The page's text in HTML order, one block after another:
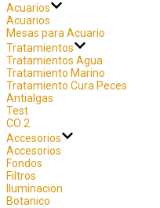
Acuarios
Acuarios
Mesas para Acuario
Tratamientos
Tratamientos Agua
Tratamiento Marino
Tratamiento Cura Peces
Antialgas
Test
CO 2
Accesorios
Accesorios
Fondos
Filtros
Iluminacion
Botanico